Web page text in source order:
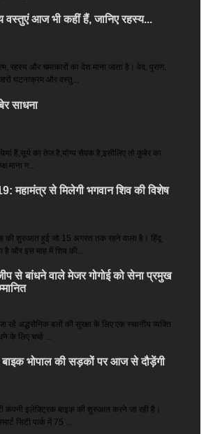
वस्तुएं आज भी कहीं हैं, जानिए रहस्य...
रहस्य और चमत्कारों का देश माना जाता है। वेद, पुराण,
घटनाक्रम और वस्तु...
साधना
हैं,सूर्य का तेज है,योग्य सेवक है,इसीलिए तो कुबेर का
माना ग...
महामंत्र से मिलेगी भगवान शिव की विशेष
की शुरुआत हुई जो 15 अगस्त तक रहने वाला है। हिंदू
है और इस माह में शिव की...
से बांधने वाले मेजर गोगोई को सेना प्रमुख
रहे अद्धसैनिक बलों की सुरक्षा के लिए एक स्थानीय व्यक्ति
के लिए चर्चा ...
भोपाल की सड़कों पर आज से दौड़ेंगी
कंपनी इलेक्ट्रिक बाइक की शुरुआत करने जा रही है।
सिटी पार्क में 75 ...